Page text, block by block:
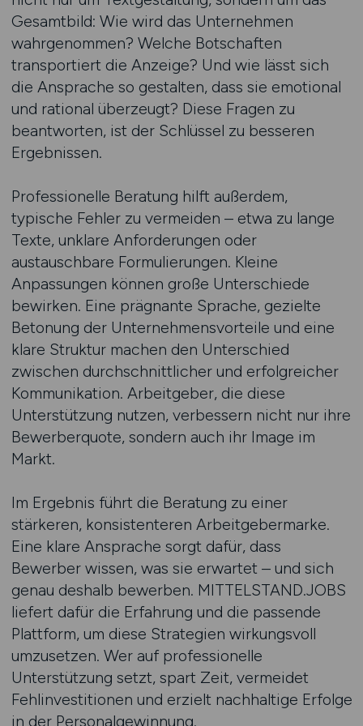
Gesamtbild: Wie wird das Unternehmen
wahrgenommen? Welche Botschaften
transportiert die Anzeige? Und wie lässt sich
die Ansprache so gestalten, dass sie emotional
und rational überzeugt? Diese Fragen zu
beantworten, ist der Schlüssel zu besseren
Ergebnissen.
Professionelle Beratung hilft außerdem,
typische Fehler zu vermeiden – etwa zu lange
Texte, unklare Anforderungen oder
austauschbare Formulierungen. Kleine
Anpassungen können große Unterschiede
bewirken. Eine prägnante Sprache, gezielte
Betonung der Unternehmensvorteile und eine
klare Struktur machen den Unterschied
zwischen durchschnittlicher und erfolgreicher
Kommunikation. Arbeitgeber, die diese
Unterstützung nutzen, verbessern nicht nur ihre
Bewerberquote, sondern auch ihr Image im
Markt.
Im Ergebnis führt die Beratung zu einer
stärkeren, konsistenteren Arbeitgebermarke.
Eine klare Ansprache sorgt dafür, dass
Bewerber wissen, was sie erwartet – und sich
genau deshalb bewerben. MITTELSTAND.JOBS
liefert dafür die Erfahrung und die passende
Plattform, um diese Strategien wirkungsvoll
umzusetzen. Wer auf professionelle
Unterstützung setzt, spart Zeit, vermeidet
Fehlinvestitionen und erzielt nachhaltige Erfolge
in der Personalgewinnung.